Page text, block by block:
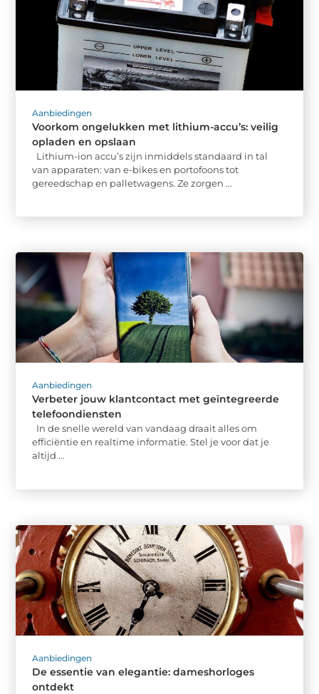
Aanbiedingen
Voorkom ongelukken met lithium-accu’s: veilig
opladen en opslaan
Lithium-ion accu’s zijn inmiddels standaard in tal
van apparaten: van e-bikes en portofoons tot
gereedschap en palletwagens. Ze zorgen ...
Aanbiedingen
Verbeter jouw klantcontact met geïntegreerde
telefoondiensten
In de snelle wereld van vandaag draait alles om
efficiëntie en realtime informatie. Stel je voor dat je
altijd ...
Aanbiedingen
De essentie van elegantie: dameshorloges
ontdekt